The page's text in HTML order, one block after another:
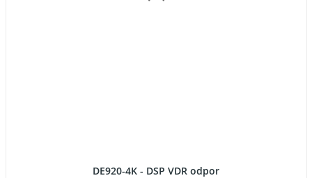
DE920-4K - DSP VDR odpor